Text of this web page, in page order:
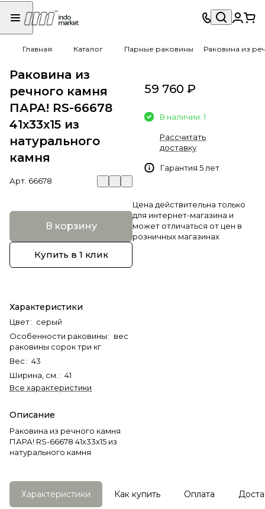
Главная Каталог Парные раковины Раковина из
Раковина из
речного камня
ПАРА! RS-66678
41х33х15 из
натурального
камня
Арт. 66678
В корзину
Купить в 1 клик
Характеристики
Цвет: серый
Особенности раковины: вес
раковины сорок три кг
Вес: 43
Ширина, см. : 41
Все характеристики
Описание
Раковина из речного камня
ПАРА! RS-66678 41х33х15 из
натурального камня
59 760 ₽
В наличии: 1
Рассчитать
доставку
Гарантия 5 лет
Цена действительна только
для интернет-магазина и
может отличаться от цен в
розничных магазинах
Характеристики Как купить Оплата